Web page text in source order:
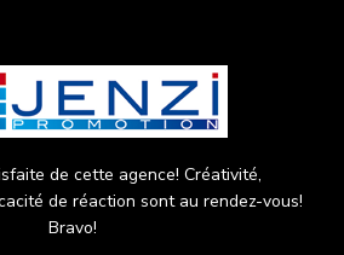
de cette agence! Créativité,
de réaction sont au rendez-vous!
Bravo!